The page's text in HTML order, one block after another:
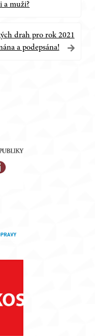
a muži?
drah pro rok 2021
a podepsána!